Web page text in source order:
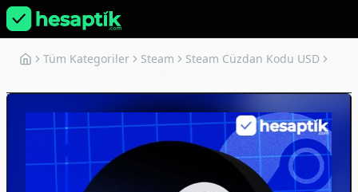
Tüm Kategoriler Steam
Steam Cüzdan Kodu USD